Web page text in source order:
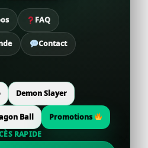
FAQ
Contact
Demon Slayer
Ball
Promotions
RAPIDE